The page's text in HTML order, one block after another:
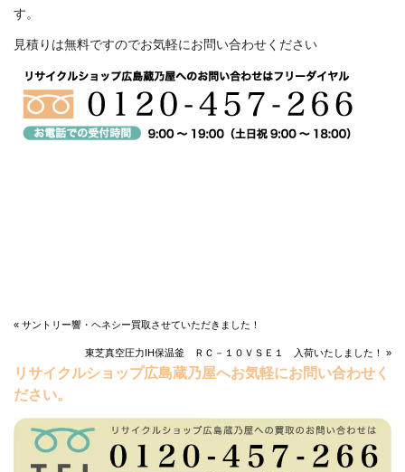
す。
見積りは無料ですのでお気軽にお問い合わせください
« サントリー響・ヘネシー買取させていただきました！
東芝真空圧力IH保温釜 ＲＣ－１０ＶＳＥ１ 入荷いたしました！ »
リサイクルショップ広島蔵乃屋へお気軽にお問い合わせく
ださい。